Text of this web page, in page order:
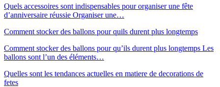
Quels accessoires sont indispensables pour organiser une fête
d’anniversaire réussie Organiser une…
Comment stocker des ballons pour quils durent plus longtemps
Comment stocker des ballons pour qu’ils durent plus longtemps Les
ballons sont l’un des éléments…
Quelles sont les tendances actuelles en matiere de decorations de
fetes